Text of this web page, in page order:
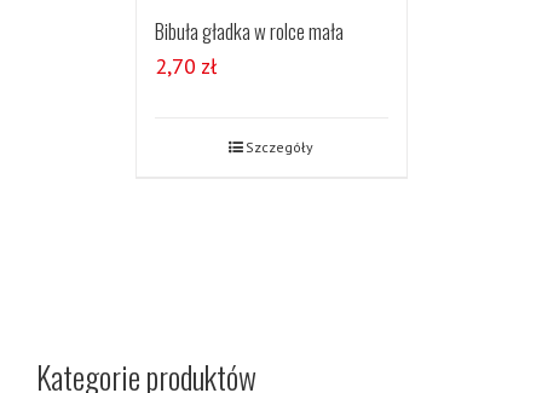
Bibuła gładka w rolce mała
2,70 zł
Szczegóły
Kategorie produktów